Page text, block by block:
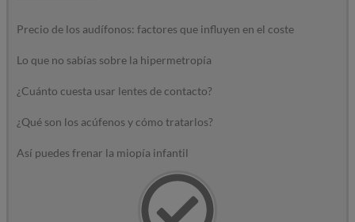
Precio de los audífonos: factores que influyen en el coste
Lo que no sabías sobre la hipermetropía
¿Cuánto cuesta usar lentes de contacto?
¿Qué son los acúfenos y cómo tratarlos?
Así puedes frenar la miopía infantil